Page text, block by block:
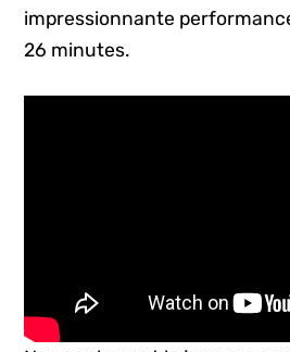
impressionnante
26 minutes.